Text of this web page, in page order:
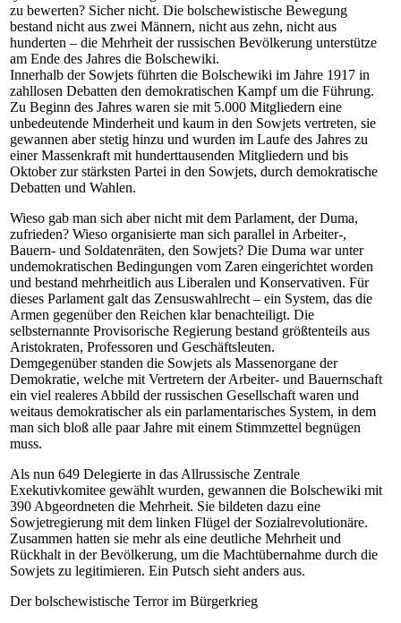
zu bewerten? Sicher nicht. Die bolschewistische Bewegung
bestand nicht aus zwei Männern, nicht aus zehn, nicht aus
hunderten – die Mehrheit der russischen Bevölkerung unterstütze
am Ende des Jahres die Bolschewiki.
Innerhalb der Sowjets führten die Bolschewiki im Jahre 1917 in
zahllosen Debatten den demokratischen Kampf um die Führung.
Zu Beginn des Jahres waren sie mit 5.000 Mitgliedern eine
unbedeutende Minderheit und kaum in den Sowjets vertreten, sie
gewannen aber stetig hinzu und wurden im Laufe des Jahres zu
einer Massenkraft mit hunderttausenden Mitgliedern und bis
Oktober zur stärksten Partei in den Sowjets, durch demokratische
Debatten und Wahlen.
Wieso gab man sich aber nicht mit dem Parlament, der Duma,
zufrieden? Wieso organisierte man sich parallel in Arbeiter-,
Bauern- und Soldatenräten, den Sowjets? Die Duma war unter
undemokratischen Bedingungen vom Zaren eingerichtet worden
und bestand mehrheitlich aus Liberalen und Konservativen. Für
dieses Parlament galt das Zensuswahlrecht – ein System, das die
Armen gegenüber den Reichen klar benachteiligt. Die
selbsternannte Provisorische Regierung bestand größtenteils aus
Aristokraten, Professoren und Geschäftsleuten.
Demgegenüber standen die Sowjets als Massenorgane der
Demokratie, welche mit Vertretern der Arbeiter- und Bauernschaft
ein viel realeres Abbild der russischen Gesellschaft waren und
weitaus demokratischer als ein parlamentarisches System, in dem
man sich bloß alle paar Jahre mit einem Stimmzettel begnügen
muss.
Als nun 649 Delegierte in das Allrussische Zentrale
Exekutivkomitee gewählt wurden, gewannen die Bolschewiki mit
390 Abgeordneten die Mehrheit. Sie bildeten dazu eine
Sowjetregierung mit dem linken Flügel der Sozialrevolutionäre.
Zusammen hatten sie mehr als eine deutliche Mehrheit und
Rückhalt in der Bevölkerung, um die Machtübernahme durch die
Sowjets zu legitimieren. Ein Putsch sieht anders aus.
Der bolschewistische Terror im Bürgerkrieg